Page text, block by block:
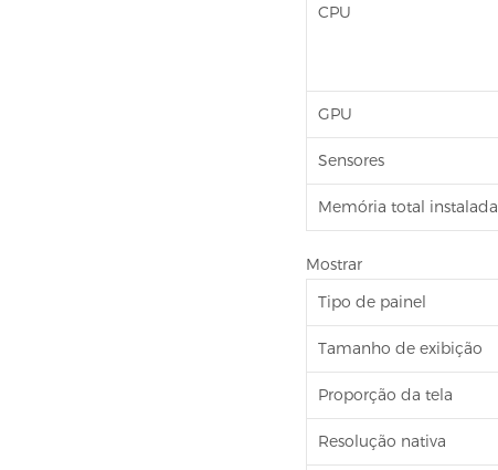
CPU
GPU
Sensores
Memória total instalada
Mostrar
Tipo de painel
Tamanho de exibição
Proporção da tela
Resolução nativa